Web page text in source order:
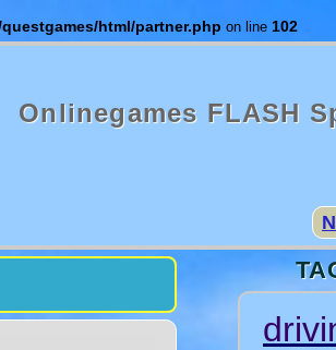
html/partner.php on line 102
Onlinegames FLASH